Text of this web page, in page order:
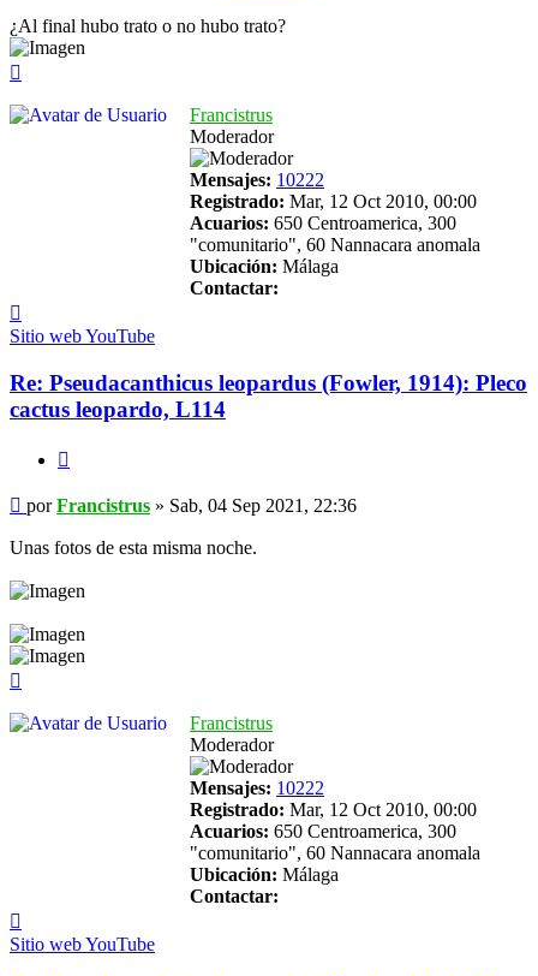
¿Al final hubo trato o no hubo trato?
Francistrus
Moderador
Mensajes: 10222
Registrado: Mar, 12 Oct 2010, 00:00
Acuarios: 650 Centroamerica, 300
"comunitario", 60 Nannacara anomala
Ubicación: Málaga
Contactar:
Francistrus
Sitio webYouTube
Re: Pseudacanthicus leopardus (Fowler, 1914): Pleco
cactus leopardo, L114
Mensaje
porFrancistrus » Sab, 04 Sep 2021, 22:36
Unas fotos de esta misma noche.
Francistrus
Moderador
Mensajes: 10222
Registrado: Mar, 12 Oct 2010, 00:00
Acuarios: 650 Centroamerica, 300
"comunitario", 60 Nannacara anomala
Ubicación: Málaga
Contactar:
Francistrus
Sitio webYouTube